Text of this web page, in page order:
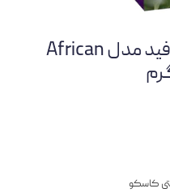
غذای خشک کاسکو تاپ فید مدل African
کاسکو